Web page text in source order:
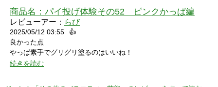
商品名： パイ投げ体験その52 ピンクかっぱ編
レビューアー： らび
2025/05/12 03:55
👍
良かった点
やっぱ素手でグリグリ塗るのはいいね！
特に21分の途中からとてもいい感じ！
続きを読む